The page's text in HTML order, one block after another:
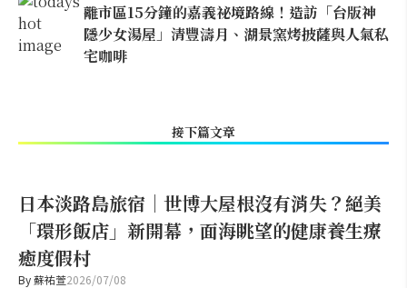
離市區15分鐘的嘉義祕境路線！造訪「台版神
隱少女湯屋」清豐濤月、湖景窯烤披薩與人氣私
宅咖啡
接下篇文章
日本淡路島旅宿｜世博大屋根沒有消失？絕美
「環形飯店」新開幕，面海眺望的健康養生療
癒度假村
By蘇祐萱2026/07/08